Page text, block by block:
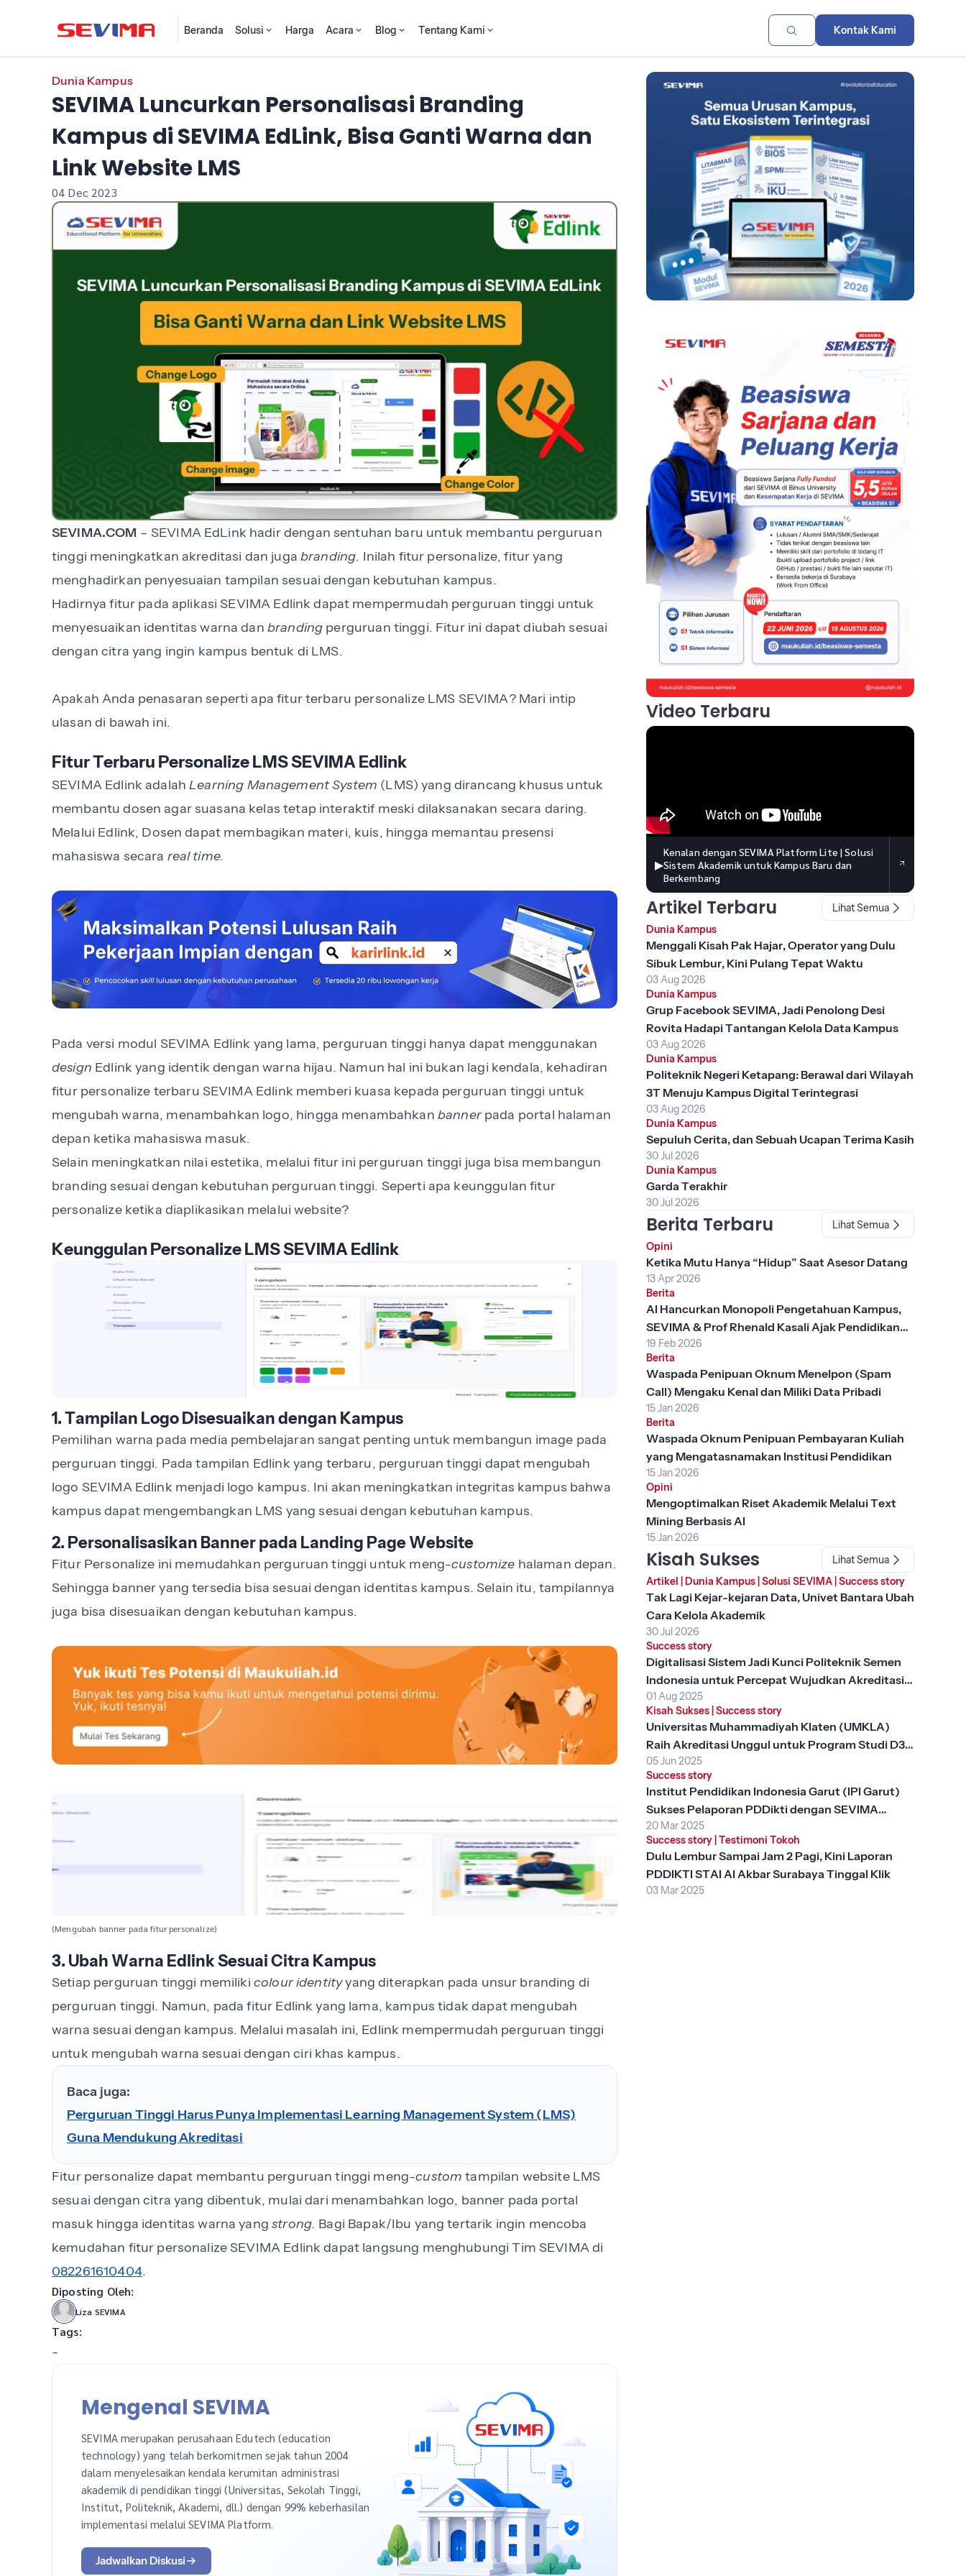
Beranda Solusi Harga Acara Blog Tentang Kami Kontak Kami
Dunia Kampus
SEVIMA Luncurkan Personalisasi Branding
Kampus di SEVIMA EdLink, Bisa Ganti Warna dan
Link Website LMS
04 Dec 2023
SEVIMA.COM – SEVIMA EdLink hadir dengan sentuhan baru untuk membantu perguruan
tinggi meningkatkan akreditasi dan juga branding. Inilah fitur personalize, fitur yang
menghadirkan penyesuaian tampilan sesuai dengan kebutuhan kampus.
Hadirnya fitur pada aplikasi SEVIMA Edlink dapat mempermudah perguruan tinggi untuk
menyesuaikan identitas warna dan branding perguruan tinggi. Fitur ini dapat diubah sesuai
dengan citra yang ingin kampus bentuk di LMS.
Apakah Anda penasaran seperti apa fitur terbaru personalize LMS SEVIMA? Mari intip
ulasan di bawah ini.
Fitur Terbaru Personalize LMS SEVIMA Edlink
SEVIMA Edlink adalah Learning Management System (LMS) yang dirancang khusus untuk
membantu dosen agar suasana kelas tetap interaktif meski dilaksanakan secara daring.
Melalui Edlink, Dosen dapat membagikan materi, kuis, hingga memantau presensi
mahasiswa secara real time.
Pada versi modul SEVIMA Edlink yang lama, perguruan tinggi hanya dapat menggunakan
design Edlink yang identik dengan warna hijau. Namun hal ini bukan lagi kendala, kehadiran
fitur personalize terbaru SEVIMA Edlink memberi kuasa kepada perguruan tinggi untuk
mengubah warna, menambahkan logo, hingga menambahkan bannerpada portal halaman
depan ketika mahasiswa masuk.
Selain meningkatkan nilai estetika, melalui fitur ini perguruan tinggi juga bisa membangun
branding sesuai dengan kebutuhan perguruan tinggi. Seperti apa keunggulan fitur
personalize ketika diaplikasikan melalui website?
Keunggulan Personalize LMS SEVIMA Edlink
1. Tampilan Logo Disesuaikan dengan Kampus
Pemilihan warna pada media pembelajaran sangat penting untuk membangun image pada
perguruan tinggi. Pada tampilan Edlink yang terbaru, perguruan tinggi dapat mengubah
logo SEVIMA Edlink menjadi logo kampus. Ini akan meningkatkan integritas kampus bahwa
kampus dapat mengembangkan LMS yang sesuai dengan kebutuhan kampus.
2. Personalisasikan Banner pada Landing Page Website
Fitur Personalize ini memudahkan perguruan tinggi untuk meng-customize halaman depan.
Sehingga banner yang tersedia bisa sesuai dengan identitas kampus. Selain itu, tampilannya
juga bisa disesuaikan dengan kebutuhan kampus.
(Mengubah banner pada fitur personalize)
3. Ubah Warna Edlink Sesuai Citra Kampus
Setiap perguruan tinggi memiliki colour identityyang diterapkan pada unsur branding di
perguruan tinggi. Namun, pada fitur Edlink yang lama, kampus tidak dapat mengubah
warna sesuai dengan kampus. Melalui masalah ini, Edlink mempermudah perguruan tinggi
untuk mengubah warna sesuai dengan ciri khas kampus.
Baca juga:
Perguruan Tinggi Harus Punya Implementasi Learning Management System (LMS)
Guna Mendukung Akreditasi
Fitur personalize dapat membantu perguruan tinggi meng-customtampilan website LMS
sesuai dengan citra yang dibentuk, mulai dari menambahkan logo, banner pada portal
masuk hingga identitas warna yangstrong. Bagi Bapak/Ibu yang tertarik ingin mencoba
kemudahan fitur personalize SEVIMA Edlink dapat langsung menghubungi Tim SEVIMA di
082261610404.
Diposting Oleh:
Liza SEVIMA
Tags:
-
Mengenal SEVIMA
SEVIMA merupakan perusahaan Edutech (education
technology) yang telah berkomitmen sejak tahun 2004
dalam menyelesaikan kendala kerumitan administrasi
akademik di pendidikan tinggi (Universitas, Sekolah Tinggi,
Institut, Politeknik, Akademi, dll.) dengan 99% keberhasilan
implementasi melalui SEVIMA Platform.
Jadwalkan Diskusi
Video Terbaru
▶
Kenalan dengan SEVIMA Platform Lite | Solusi
Sistem Akademik untuk Kampus Baru dan
Berkembang
Artikel Terbaru
Lihat Semua
Dunia Kampus
Menggali Kisah Pak Hajar, Operator yang Dulu
Sibuk Lembur, Kini Pulang Tepat Waktu
03 Aug 2026
Dunia Kampus
Grup Facebook SEVIMA, Jadi Penolong Desi
Rovita Hadapi Tantangan Kelola Data Kampus
03 Aug 2026
Dunia Kampus
Politeknik Negeri Ketapang: Berawal dari Wilayah
3T Menuju Kampus Digital Terintegrasi
03 Aug 2026
Dunia Kampus
Sepuluh Cerita, dan Sebuah Ucapan Terima Kasih
30 Jul 2026
Dunia Kampus
Garda Terakhir
30 Jul 2026
Berita Terbaru
Lihat Semua
Opini
Ketika Mutu Hanya “Hidup” Saat Asesor Datang
13 Apr 2026
Berita
AI Hancurkan Monopoli Pengetahuan Kampus,
SEVIMA & Prof Rhenald Kasali Ajak Pendidikan
Tinggi Berubah
19 Feb 2026
Berita
Waspada Penipuan Oknum Menelpon (Spam
Call) Mengaku Kenal dan Miliki Data Pribadi
15 Jan 2026
Berita
Waspada Oknum Penipuan Pembayaran Kuliah
yang Mengatasnamakan Institusi Pendidikan
15 Jan 2026
Opini
Mengoptimalkan Riset Akademik Melalui Text
Mining Berbasis AI
15 Jan 2026
Kisah Sukses
Lihat Semua
Artikel Dunia Kampus| Solusi SEVIMA| Success story
Tak Lagi Kejar-kejaran Data, Univet Bantara Ubah
Cara Kelola Akademik
30 Jul 2026
Success story
Digitalisasi Sistem Jadi Kunci Politeknik Semen
Indonesia untuk Percepat Wujudkan Akreditasi
Unggul
01 Aug 2025
Kisah Sukses| Success story
Universitas Muhammadiyah Klaten (UMKLA)
Raih Akreditasi Unggul untuk Program Studi D3
Keperawatan dengan SEVIMA Platform
05 Jun 2025
Success story
Institut Pendidikan Indonesia Garut (IPI Garut)
Sukses Pelaporan PDDikti dengan SEVIMA
Platform
20 Mar 2025
Success story| Testimoni Tokoh
Dulu Lembur Sampai Jam 2 Pagi, Kini Laporan
PDDIKTI STAI Al Akbar Surabaya Tinggal Klik
03 Mar 2025